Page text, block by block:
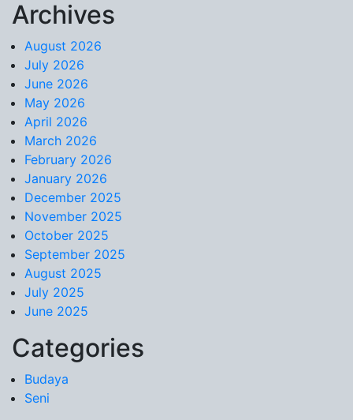
Skip to content
Archives
August 2026
July 2026
June 2026
May 2026
April 2026
March 2026
February 2026
January 2026
December 2025
November 2025
October 2025
September 2025
August 2025
July 2025
June 2025
Categories
Budaya
Seni